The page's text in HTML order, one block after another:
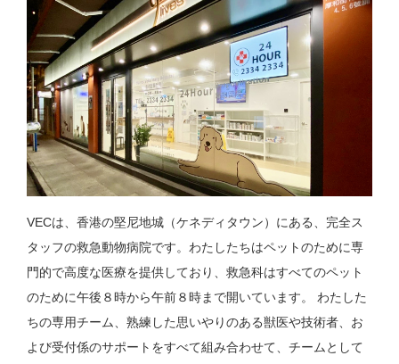
VECは、香港の堅尼地城（ケネディタウン）にある、完全ス
タッフの救急動物病院です。わたしたちはペットのために専
門的で高度な医療を提供しており、救急科はすべてのペット
のために午後８時から午前８時まで開いています。 わたした
ちの専用チーム、熟練した思いやりのある獣医や技術者、お
よび受付係のサポートをすべて組み合わせて、チームとして